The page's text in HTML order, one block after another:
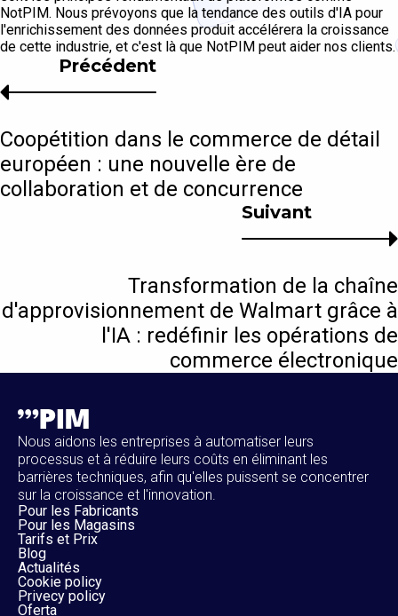
NotPIM. Nous prévoyons que la tendance des outils d'IA pour
l'enrichissement des données produit accélérera la croissance
de cette industrie, et c'est là que NotPIM peut aider nos clients.
Suivant
Transformation de la chaîne
d'approvisionnement de Walmart grâce à
l'IA : redéfinir les opérations de
commerce électronique
Précédent
Coopétition dans le commerce de détail
européen : une nouvelle ère de
collaboration et de concurrence
Nous aidons les entreprises à automatiser leurs
processus et à réduire leurs coûts en éliminant les
barrières techniques, afin qu'elles puissent se concentrer
sur la croissance et l'innovation.
Pour les Fabricants
Pour les Magasins
Tarifs et Prix
Blog
Actualités
Cookie policy
Privecy policy
Oferta